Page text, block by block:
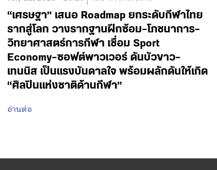
“เศรษฐา” เสนอ Roadmap ยกระดับกีฬาไทย
รากสู่โลก วางรากฐานฝึกซ้อม–โภชนาการ–
วิทยาศาสตร์การกีฬา เชื่อม Sport
Economy–ซอฟต์พาวเวอร์ ดันบัวขาว–
เทนนิส เป็นแรงบันดาลใจ พร้อมผลักดันให้เกิด
“ศิลปินแห่งชาติด้านกีฬา”
อ่านต่อ